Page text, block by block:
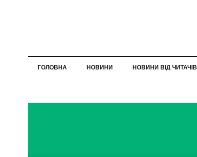
ГОЛОВНА НОВИНИ НОВИНИ ВІД ЧИТАЧІВ